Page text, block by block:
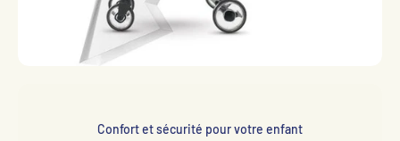
Confort et sécurité pour votre enfant